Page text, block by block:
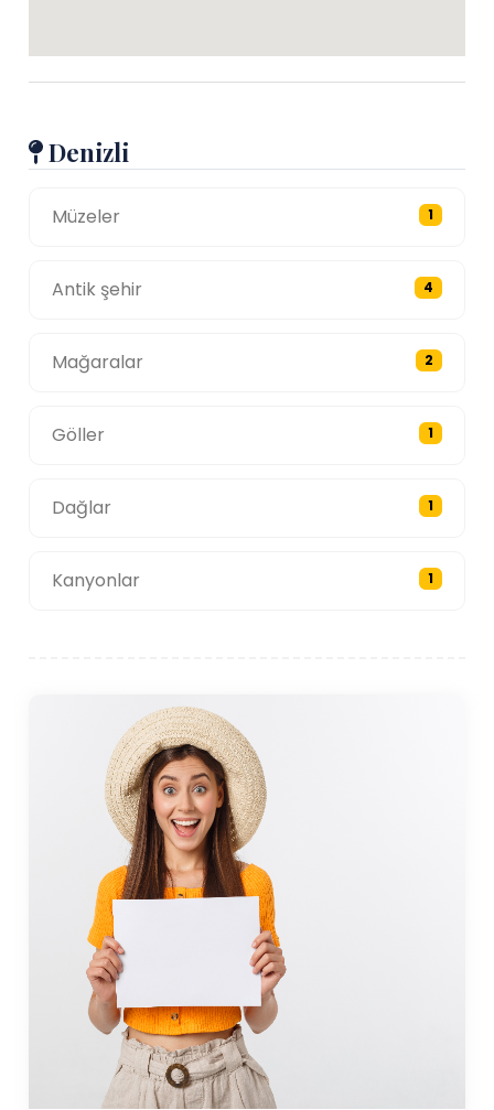
Denizli
Müzeler 1
Antik şehir 4
Mağaralar 2
Göller 1
Dağlar 1
Kanyonlar 1